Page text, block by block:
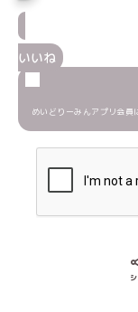
いいね
めいどりーみんアプリ会